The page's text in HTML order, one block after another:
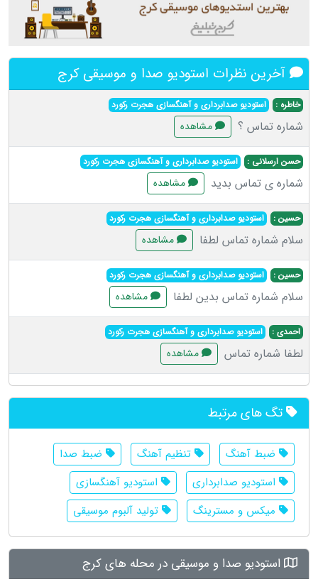
آخرین نظرات استودیو صدا و موسیقی کرج
خاطره : استودیو صدابرداری و آهنگسازی هجرت رکورد
شماره تماس ؟ مشاهده
حسن ارسلانی : استودیو صدابرداری و آهنگسازی هجرت رکورد
شماره ی تماس بدید مشاهده
حسین : استودیو صدابرداری و آهنگسازی هجرت رکورد
سلام شماره تماس لطفا مشاهده
حسین : استودیو صدابرداری و آهنگسازی هجرت رکورد
سلام شماره تماس بدین لطفا مشاهده
احمدی : استودیو صدابرداری و آهنگسازی هجرت رکورد
لطفا شماره تماس مشاهده
تگ های مرتبط
ضبط آهنگ تنظیم آهنگ
ضبط صدا
استودیو صدابرداری
استودیو آهنگسازی
میکس و مسترینگ
تولید آلبوم موسیقی
استودیو صدا و موسیقی در محله های کرج